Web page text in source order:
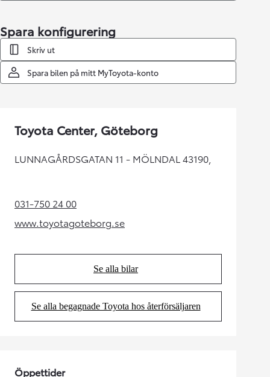
Spara konfigurering
Skriv ut
Spara bilen på mitt MyToyota-konto
Toyota Center, Göteborg
LUNNAGÅRDSGATAN 11 - MÖLNDAL 43190,
031-750 24 00(Opens in new tab)
www.toyotagoteborg.se
(Opens in new tab)
Se alla bilar
(Opens in new tab)
Se alla begagnade Toyota hos återförsäljaren
(Opens in new tab)
Öppettider